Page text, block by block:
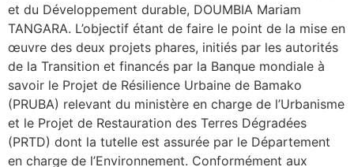
et du Développement durable, DOUMBIA Mariam
TANGARA. L’objectif étant de faire le point de la mise en
œuvre des deux projets phares, initiés par les autorités
de la Transition et financés par la Banque mondiale à
savoir le Projet de Résilience Urbaine de Bamako
(PRUBA) relevant du ministère en charge de l’Urbanisme
et le Projet de Restauration des Terres Dégradées
(PRTD) dont la tutelle est assurée par le Département
en charge de l’Environnement. Conformément aux